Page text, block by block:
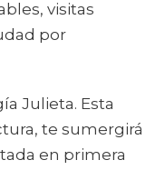
visitas
por
Julieta. Esta
te sumergirá
en primera